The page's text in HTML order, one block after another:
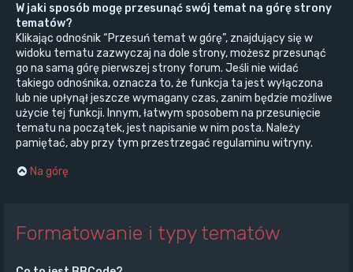
W jaki sposób mogę przesunąć swój temat na górę strony
tematów?
Klikając odnośnik “Przesuń temat w górę”, znajdujący się w
widoku tematu zazwyczaj na dole strony, możesz przesunąć
go na samą górę pierwszej strony forum. Jeśli nie widać
takiego odnośnika, oznacza to, że funkcja ta jest wyłączona
lub nie upłynął jeszcze wymagany czas, zanim będzie możliwe
użycie tej funkcji. Innym, łatwym sposobem na przesunięcie
tematu na początek, jest napisanie w nim posta. Należy
pamiętać, aby przy tym przestrzegać regulaminu witryny.
Na górę
Formatowanie i typy tematów